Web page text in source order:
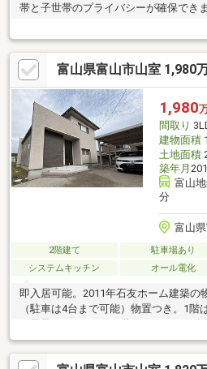
帯と子世帯のプライバシーが確保でき
富山県富山市山室 1,980
1,980
間取り
建物面積
土地面積
築年月
富山
分
富山
2階建て 駐車場あり
システムキッチン
オール電化
即入居可能。2011年石友ホーム建築の
（駐車は4台まで可能）物置つき。1階